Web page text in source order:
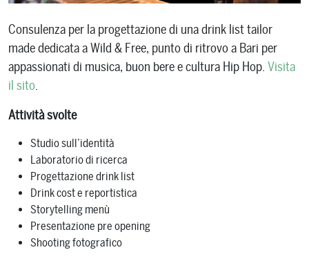
Consulenza per la progettazione di una drink list tailor
made dedicata a Wild & Free, punto di ritrovo a Bari per
appassionati di musica, buon bere e cultura Hip Hop. Visita
il sito
Attività svolte
Studio sull’identità
Laboratorio di ricerca
Progettazione drink list
Drink cost e reportistica
Storytelling menù
Presentazione pre opening
Shooting fotografico